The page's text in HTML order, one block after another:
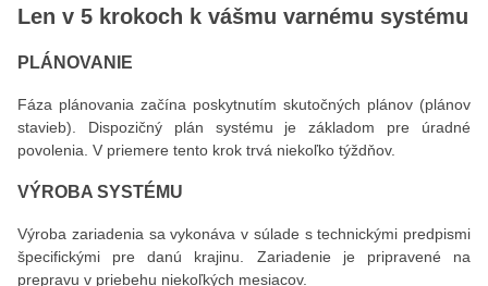
Len v 5 krokoch k vášmu varnému systému
PLÁNOVANIE
Fáza plánovania začína poskytnutím skutočných plánov (plánov
stavieb). Dispozičný plán systému je základom pre úradné
povolenia. V priemere tento krok trvá niekoľko týždňov.
VÝROBA SYSTÉMU
Výroba zariadenia sa vykonáva v súlade s technickými predpismi
špecifickými pre danú krajinu. Zariadenie je pripravené na
prepravu v priebehu niekoľkých mesiacov.